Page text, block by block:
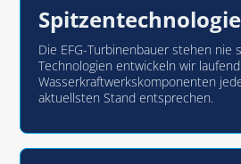
Spitzentechnologie
Die EFG-Turbinenbauer stehen nie
Technologien entwickeln wir
Wasserkraftwerkskomponenten
aktuellsten Stand entsprechen.